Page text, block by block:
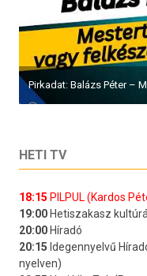
Pirkadat: Balázs Péter –
HETI TV